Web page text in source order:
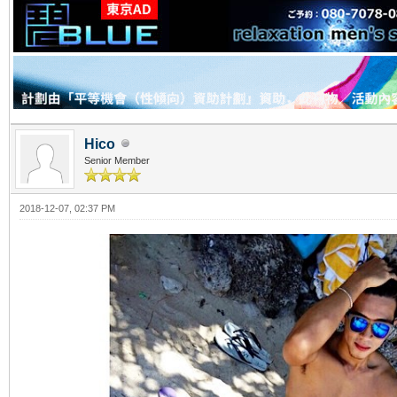
Hico
Senior Member
2018-12-07, 02:37 PM